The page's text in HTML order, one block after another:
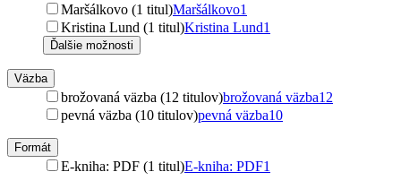
Maršálkovo (1 titul)Maršálkovo1
Kristina Lund (1 titul)Kristina Lund1
Ďalšie možnosti
Väzba
brožovaná väzba (12 titulov)brožovaná väzba12
pevná väzba (10 titulov)pevná väzba10
Formát
E-kniha: PDF (1 titul)E-kniha: PDF1